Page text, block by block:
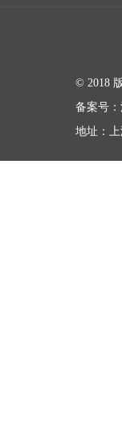
© 2018
备案号：
地址：